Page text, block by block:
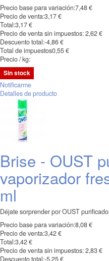
Precio base para variación:7,48 €
Precio de venta:3,17 €
Total:3,17 €
Precio de venta sin impuestos:2,62 €
Descuento total:-4,86 €
Total de impuestos0,55 €
Precio / kg:
Sin stock
Notificarme
Detalles de producto
Brise - OUST
vaporizador
ml
Déjate sorprender por OUST
Precio base para variación:8,08 €
Precio de venta:3,42 €
Total:3,42 €
Precio de venta sin impuestos:2,83 €
Descuento total:-5,25 €